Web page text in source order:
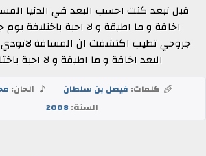
قبل نبعد كنت احسب البعد في الدنيا
اخافة و ما اطيقة و لا احبة باختلافة
جروحي تطيب اكتشفت ان المسافة
البعد اخافة و ما اطيقة و لا احبة
كلمات: فيصل بن سلطان الحان:
السنة:2008